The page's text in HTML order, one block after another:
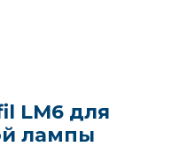
LM6 для
лампы